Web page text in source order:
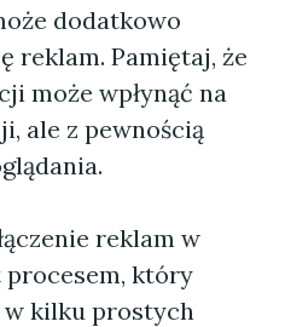
dodatkowo
reklam. Pamiętaj, że
może wpłynąć na
ale z pewnością
reklam w
który
w kilku prostych